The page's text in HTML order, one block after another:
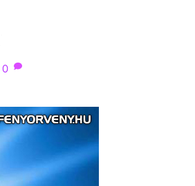
0